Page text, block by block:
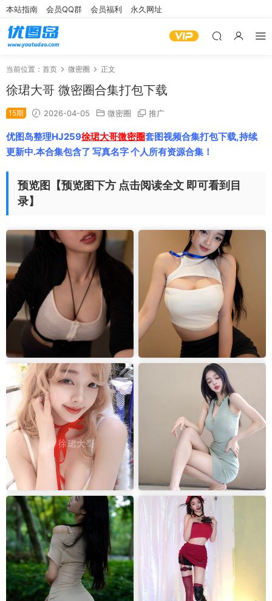
本站指南 会员QQ群 会员福利 永久网址
当前位置： 首页 微密圈 正文
徐珺大哥 微密圈合集打包下载
15期 2026-04-05 微密圈 推广
优图岛整理HJ259徐珺大哥微密圈套图视频合集打包下载,持续
更新中.本合集包含了 写真名字 个人所有资源合集！
预览图【预览图下方 点击阅读全文 即可看到目
录】